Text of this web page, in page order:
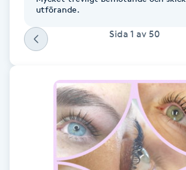
Fet hårbotten
Fettreducering
Fibromassage
Fotmassage
utförande.
Sida 1 av 50